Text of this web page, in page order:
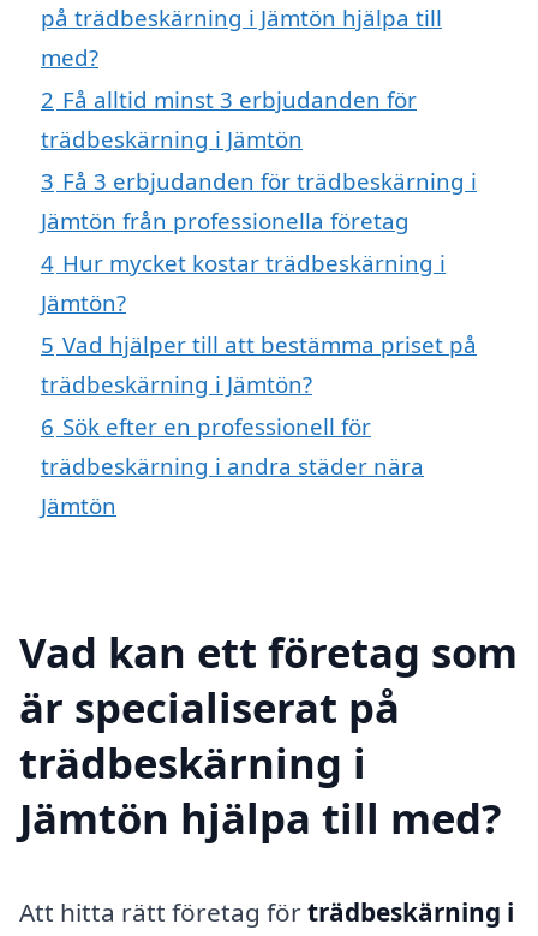
på trädbeskärning i Jämtön hjälpa till
med?
2 Få alltid minst 3 erbjudanden för
trädbeskärning i Jämtön
3 Få 3 erbjudanden för trädbeskärning i
Jämtön från professionella företag
4 Hur mycket kostar trädbeskärning i
Jämtön?
5 Vad hjälper till att bestämma priset på
trädbeskärning i Jämtön?
6 Sök efter en professionell för
trädbeskärning i andra städer nära
Jämtön
Vad kan ett företag som
är specialiserat på
trädbeskärning i
Jämtön hjälpa till med?
Att hitta rätt företag förträdbeskärning i